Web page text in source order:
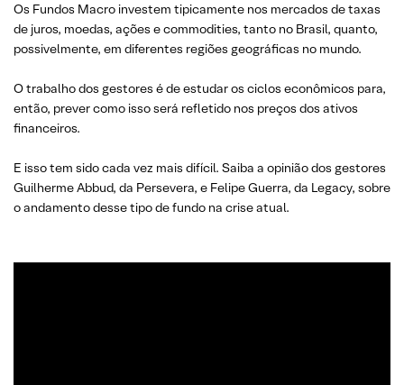
Os Fundos Macro investem tipicamente nos mercados de taxas
de juros, moedas, ações e commodities, tanto no Brasil, quanto,
possivelmente, em diferentes regiões geográficas no mundo.
O trabalho dos gestores é de estudar os ciclos econômicos para,
então, prever como isso será refletido nos preços dos ativos
financeiros.
E isso tem sido cada vez mais difícil. Saiba a opinião dos gestores
Guilherme Abbud, da Persevera, e Felipe Guerra, da Legacy, sobre
o andamento desse tipo de fundo na crise atual.